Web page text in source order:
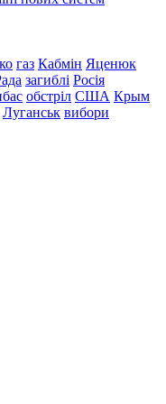
газ Кабмін Яценюк
загиблі Росія
обстріл США Крым
Луганськ вибори